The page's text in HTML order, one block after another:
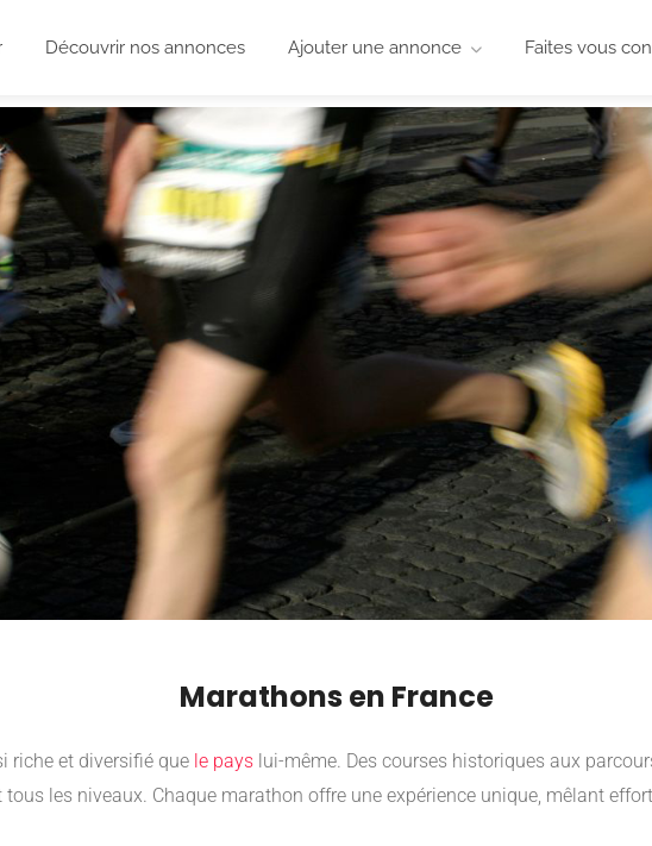
Découvrir nos annonces Ajouter une annonce Faites vous
Marathons en France
riche et diversifié que le pays lui-même. Des courses historiques aux
les niveaux. Chaque marathon offre une expérience unique, mêlant